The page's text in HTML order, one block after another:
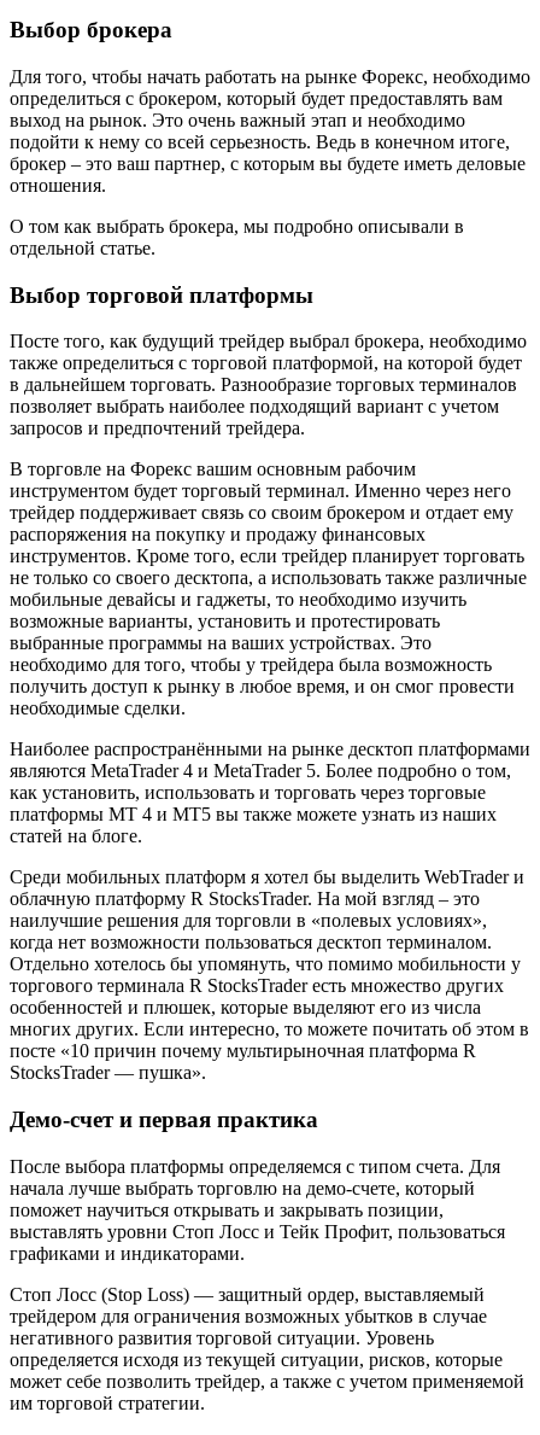
Выбор брокера
Для того, чтобы начать работать на рынке Форекс, необходимо
определиться с брокером, который будет предоставлять вам
выход на рынок. Это очень важный этап и необходимо
подойти к нему со всей серьезность. Ведь в конечном итоге,
брокер – это ваш партнер, с которым вы будете иметь деловые
отношения.
О том как выбрать брокера, мы подробно описывали в
отдельной статье.
Выбор торговой платформы
Посте того, как будущий трейдер выбрал брокера, необходимо
также определиться с торговой платформой, на которой будет
в дальнейшем торговать. Разнообразие торговых терминалов
позволяет выбрать наиболее подходящий вариант с учетом
запросов и предпочтений трейдера.
В торговле на Форекс вашим основным рабочим
инструментом будет торговый терминал. Именно через него
трейдер поддерживает связь со своим брокером и отдает ему
распоряжения на покупку и продажу финансовых
инструментов. Кроме того, если трейдер планирует торговать
не только со своего десктопа, а использовать также различные
мобильные девайсы и гаджеты, то необходимо изучить
возможные варианты, установить и протестировать
выбранные программы на ваших устройствах. Это
необходимо для того, чтобы у трейдера была возможность
получить доступ к рынку в любое время, и он смог провести
необходимые сделки.
Наиболее распространёнными на рынке десктоп платформами
являются MetaTrader 4 и MetaTrader 5. Более подробно о том,
как установить, использовать и торговать через торговые
платформы MT 4 и MT5 вы также можете узнать из наших
статей на блоге.
Среди мобильных платформ я хотел бы выделить WebTrader и
облачную платформу R StocksTrader. На мой взгляд – это
наилучшие решения для торговли в «полевых условиях»,
когда нет возможности пользоваться десктоп терминалом.
Отдельно хотелось бы упомянуть, что помимо мобильности у
торгового терминала R StocksTrader есть множество других
особенностей и плюшек, которые выделяют его из числа
многих других. Если интересно, то можете почитать об этом в
посте «10 причин почему мультирыночная платформа R
StocksTrader — пушка».
Демо-счет и первая практика
После выбора платформы определяемся с типом счета. Для
начала лучше выбрать торговлю на демо-счете, который
поможет научиться открывать и закрывать позиции,
выставлять уровни Стоп Лосс и Тейк Профит, пользоваться
графиками и индикаторами.
Стоп Лосс (Stop Loss) — защитный ордер, выставляемый
трейдером для ограничения возможных убытков в случае
негативного развития торговой ситуации. Уровень
определяется исходя из текущей ситуации, рисков, которые
может себе позволить трейдер, а также с учетом применяемой
им торговой стратегии.